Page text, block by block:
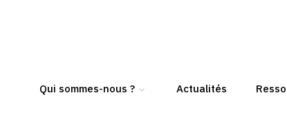
Qui sommes-nous ? Actualités